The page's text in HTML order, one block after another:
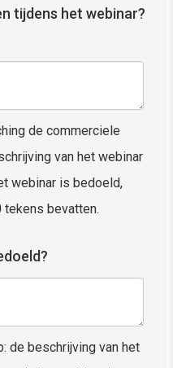
tijdens het webinar?
de commerciele
van het webinar
webinar is bedoeld,
tekens bevatten.
de beschrijving van het